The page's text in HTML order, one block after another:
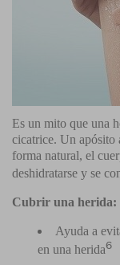
Es un mito que una
cicatrice. Un apósito
forma natural, el
deshidratarse y se
Cubrir una herida:
Ayuda a
en una herida6